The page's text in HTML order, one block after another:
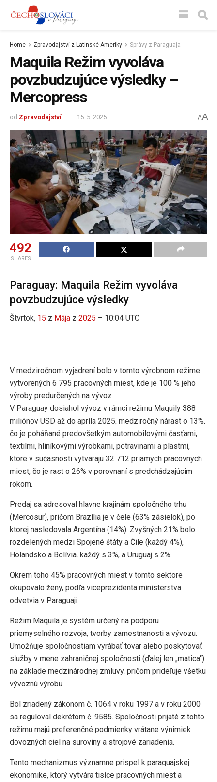
Home Zpravodajství z Latinské Ameriky Správy z Paraguaja
Maquila Režim vyvoláva
povzbudzujúce výsledky –
Mercopress
od Zpravodajství 15. 5. 2025 AA
492
SHARES
Paraguay: Maquila Režim vyvoláva
povzbudzujúce výsledky
Štvrtok, 15 z Mája z 2025 – 10:04 UTC
V medziročnom vyjadrení bolo v tomto výrobnom režime
vytvorených 6 795 pracovných miest, kde je 100 % jeho
výroby predurčených na vývoz
V Paraguay dosiahol vývoz v rámci režimu Maquily 388
miliónov USD až do apríla 2025, medziročný nárast o 13%,
čo je poháňané predovšetkým automobilovými časťami,
textilmi, hliníkovými výrobkami, potravinami a plastmi,
ktoré v súčasnosti vytvárajú 32 712 priamych pracovných
miest, čo je rast o 26% v porovnaní s predchádzajúcim
rokom.
Predaj sa adresoval hlavne krajinám spoločného trhu
(Mercosur), pričom Brazília je v čele (63% zásielok), po
ktorej nasledovala Argentína (14%). Zvyšných 21% bolo
rozdelených medzi Spojené štáty a Čile (každý 4%),
Holandsko a Bolívia, každý s 3%, a Uruguaj s 2%.
Okrem toho 45% pracovných miest v tomto sektore
okupovalo ženy, podľa viceprezidenta ministerstva
odvetvia v Paraguaji.
Režim Maquila je systém určený na podporu
priemyselného rozvoja, tvorby zamestnanosti a vývozu.
Umožňuje spoločnostiam vyrábať tovar alebo poskytovať
služby v mene zahraničnej spoločnosti (ďalej len „matica“)
na základe medzinárodnej zmluvy, pričom prideľuje všetku
vývoznú výrobu.
Bol zriadený zákonom č. 1064 v roku 1997 a v roku 2000
sa reguloval dekrétom č. 9585. Spoločnosti prijaté z tohto
režimu majú preferenčné podmienky vrátane výnimiek
dovozných ciel na suroviny a strojové zariadenia.
Tento mechanizmus významne prispel k paraguajskej
ekonomike, ktorý vytvára tisíce pracovných miest a